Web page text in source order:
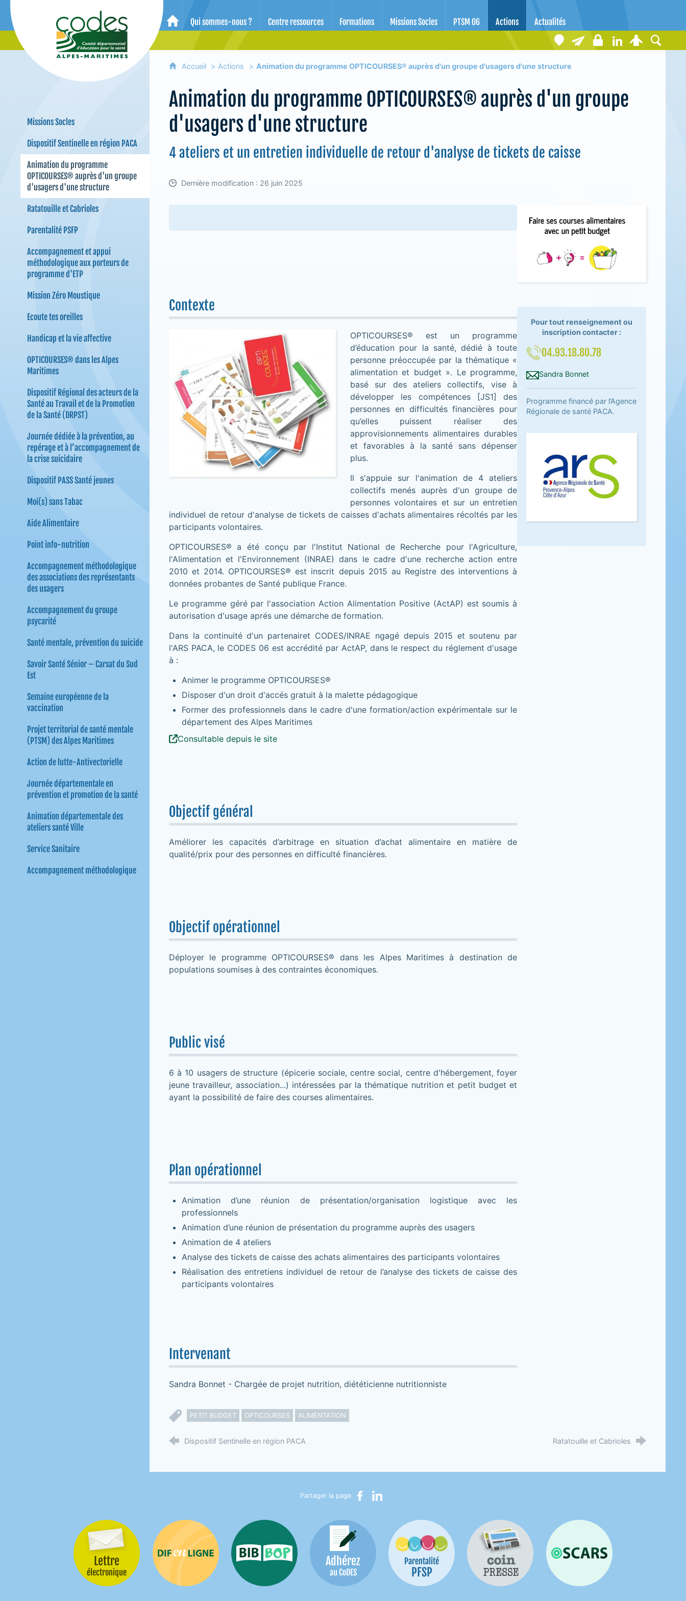
CoDES 06 - Comité départemental d'éducation pour la santé des Alpes-Maritimes
Accueil
Qui sommes-nous ? Centre ressources Formations Missions Socles PTSM 06 Actions Actualités
Missions Socles
Dispositif Sentinelle en région PACA
Animation du programme
OPTICOURSES® auprès d'un groupe
d'usagers d'une structure
Ratatouille et Cabrioles
Parentalité PSFP
Accompagnement et appui
méthodologique aux porteurs de
programme d'ETP
Mission Zéro Moustique
Ecoute tes oreilles
Handicap et la vie affective
OPTICOURSES® dans les Alpes
Maritimes
Dispositif Régional des acteurs de la
Santé au Travail et de la Promotion
de la Santé (DRPST)
Journée dédiée à la prévention, au
repérage et à l’accompagnement de
la crise suicidaire
Dispositif PASS Santé jeunes
Moi(s) sans Tabac
Aide Alimentaire
Point info-nutrition
Accompagnement méthodologique
des associations des représentants
des usagers
Accompagnement du groupe
psycarité
Santé mentale, prévention du suicide
Savoir Santé Sénior – Carsat du Sud
Est
Semaine européenne de la
vaccination
Projet territorial de santé mentale
(PTSM) des Alpes Maritimes
Action de lutte-Antivectorielle
Journée départementale en
prévention et promotion de la santé
Animation départementale des
ateliers santé Ville
Service Sanitaire
Accompagnement méthodologique
Accueil Actions Animation du programme OPTICOURSES® auprès d'un groupe d'usagers d'une structure
Animation du programme OPTICOURSES® auprès d'un groupe
d'usagers d'une structure
4 ateliers et un entretien individuelle de retour d'analyse de tickets de caisse
Dernière modification : 26 juin 2025
Contexte
OPTICOURSES® est un programme
d’éducation pour la santé, dédié à toute
personne préoccupée par la thématique «
alimentation et budget ». Le programme,
basé sur des ateliers collectifs, vise à
développer les compétences [JS1] des
personnes en difficultés financières pour
qu’elles puissent réaliser des
approvisionnements alimentaires durables
et favorables à la santé sans dépenser
plus.
Il s'appuie sur l'animation de 4 ateliers
collectifs menés auprès d'un groupe de
personnes volontaires et sur un entretien
individuel de retour d'analyse de tickets de caisses d'achats alimentaires récoltés par les
participants volontaires.
OPTICOURSES® a été conçu par l'Institut National de Recherche pour l'Agriculture,
l'Alimentation et l'Environnement (INRAE) dans le cadre d'une recherche action entre
2010 et 2014. OPTICOURSES® est inscrit depuis 2015 au Registre des interventions à
données probantes de Santé publique France.
Le programme géré par l'association Action Alimentation Positive (ActAP) est soumis à
autorisation d'usage aprés une démarche de formation.
Dans la continuité d'un partenairet CODES/INRAE ngagé depuis 2015 et soutenu par
l'ARS PACA, le CODES 06 est accrédité par ActAP, dans le respect du réglement d'usage
à :
Animer le programme OPTICOURSES®
Disposer d'un droit d'accés gratuit à la malette pédagogique
Former des professionnels dans le cadre d'une formation/action expérimentale sur le
département des Alpes Maritimes
Consultable depuis le site
Objectif général
Améliorer les capacités d’arbitrage en situation d’achat alimentaire en matière de
qualité/prix pour des personnes en difficulté financières.
Objectif opérationnel
Déployer le programme OPTICOURSES® dans les Alpes Maritimes à destination de
populations soumises à des contraintes économiques.
Public visé
6 à 10 usagers de structure (épicerie sociale, centre social, centre d'hébergement, foyer
jeune travailleur, association...) intéressées par la thématique nutrition et petit budget et
ayant la possibilité de faire des courses alimentaires.
Plan opérationnel
Animation d’une réunion de présentation/organisation logistique avec les
professionnels
Animation d’une réunion de présentation du programme auprès des usagers
Animation de 4 ateliers
Analyse des tickets de caisse des achats alimentaires des participants volontaires
Réalisation des entretiens individuel de retour de l’analyse des tickets de caisse des
participants volontaires
Intervenant
Sandra Bonnet - Chargée de projet nutrition, diététicienne nutritionniste
Pour tout renseignement ou
inscription contacter :
04.93.18.80.78
Sandra Bonnet
Programme financé par l’Agence
Régionale de santé PACA.
PETIT BUDGET OPTICOURSES ALIMENTATION
Dispositif Sentinelle en région PACA Ratatouille et Cabrioles
Partager la page Partager sur Facebook
Partager sur LinkedIn
Lettre
électronique
Difenligne Bib-Bop Adhérez
au CoDES
Parentalité
PFSP
Coin presse OSCARS